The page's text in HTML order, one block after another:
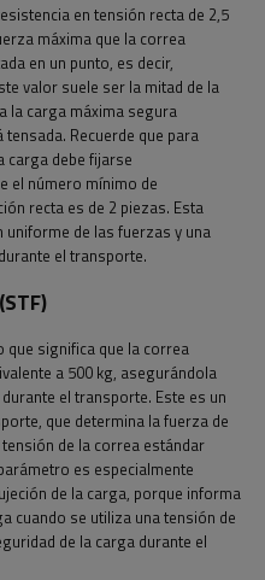
en tensión recta de 2,5
máxima que la correa
en un punto, es decir,
valor suele ser la mitad de la
la carga máxima segura
Recuerde que para
debe fijarse
el número mínimo de
recta es de 2 piezas. Esta
de las fuerzas y una
el transporte.
que significa que la correa
a 500 kg, asegurándola
el transporte. Este es un
que determina la fuerza de
de la correa estándar
es especialmente
de la carga, porque informa
cuando se utiliza una tensión de
de la carga durante el